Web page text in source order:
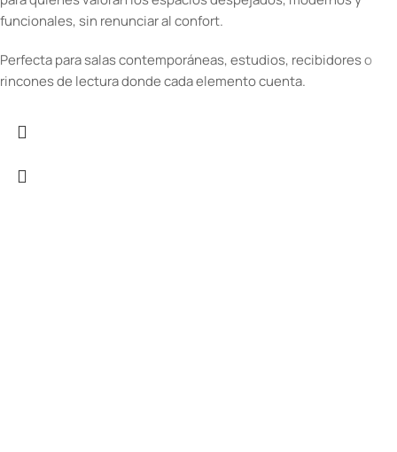
funcionales, sin renunciar al confort.
Perfecta para salas contemporáneas, estudios, recibidores o
rincones de lectura donde cada elemento cuenta.